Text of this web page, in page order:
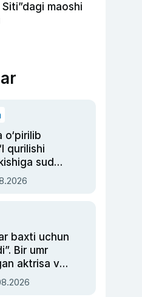
maoshi
o‘pirilib
qurilishi
sud
baxti uchun
Bir umr
aktrisa va
Rimma